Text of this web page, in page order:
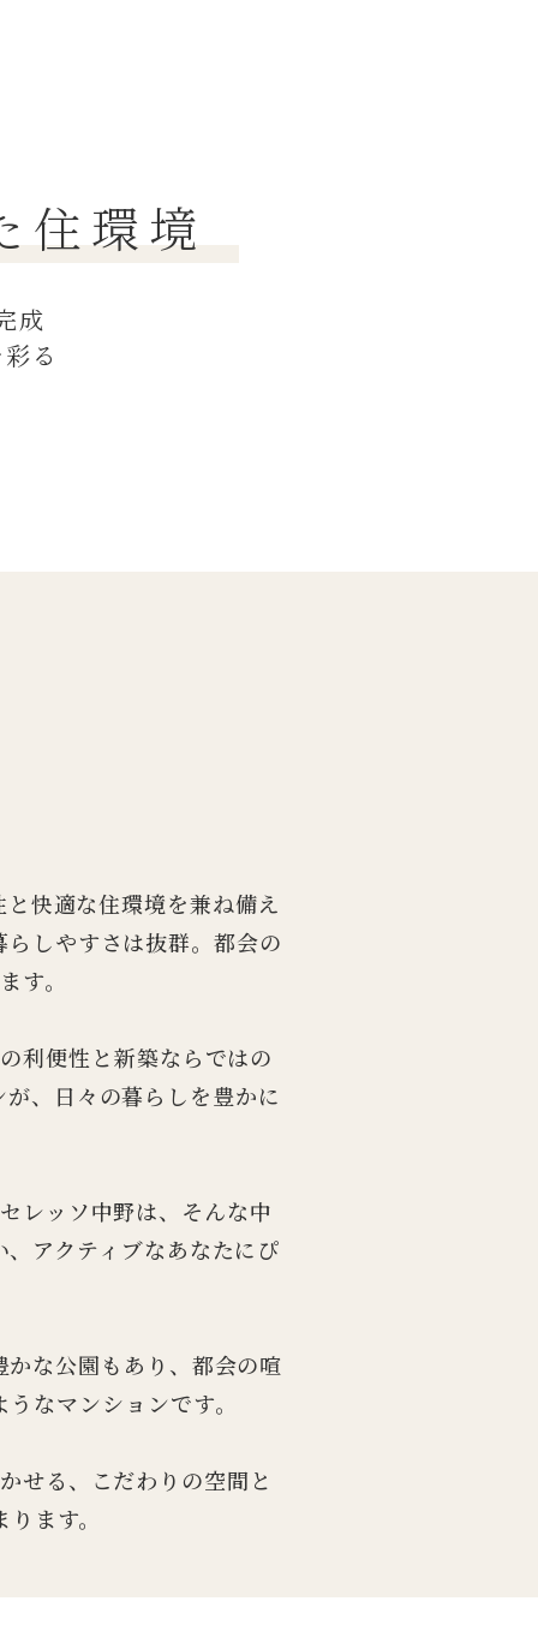
住環境
成
る
快適な住環境を兼ね備え
しやすさは抜群。都会の
す。
利便性と新築ならではの
、日々の暮らしを豊かに
レッソ中野は、そんな中
アクティブなあなたにぴ
な公園もあり、都会の喧
なマンションです。
せる、こだわりの空間と
ます。